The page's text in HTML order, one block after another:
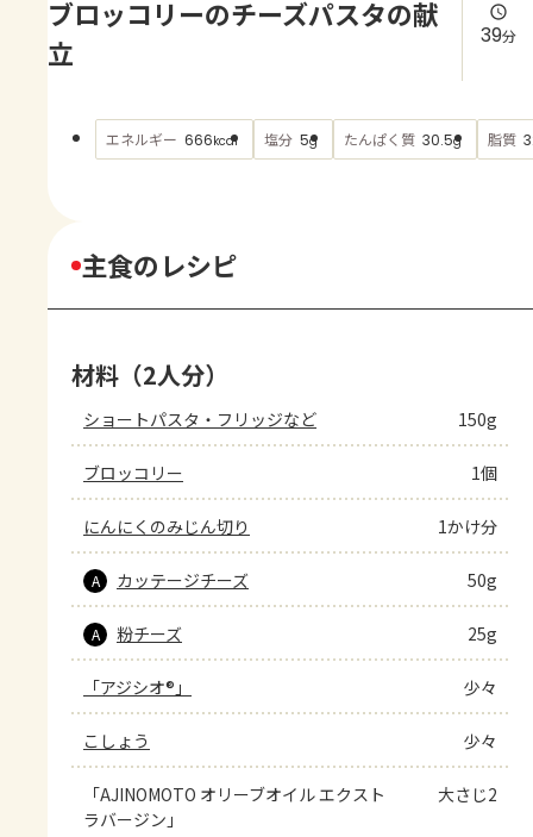
AJINOMOTO PARK とは
ブロッコリーのチーズパスタの献
立
39分
エネルギー 666kcal 塩分 5g たんぱく質 30.5g 脂質
主食のレシピ
材料（2人分）
ショートパスタ・フリッジなど 150g
ブロッコリー 1個
にんにくのみじん切り 1かけ分
A カッテージチーズ 50g
A 粉チーズ 25g
「アジシオ®」 少々
こしょう 少々
「AJINOMOTO オリーブオイル エクスト
ラバージン」
大さじ2